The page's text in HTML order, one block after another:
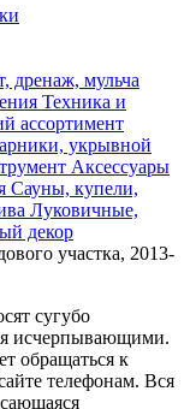
дренаж, мульча
Техника и
ассортимент
укрывной
Аксессуары
Сауны, купели,
Луковичные,
декор
участка, 2013-
сугубо
исчерпывающими.
обращаться к
телефонам. Вся